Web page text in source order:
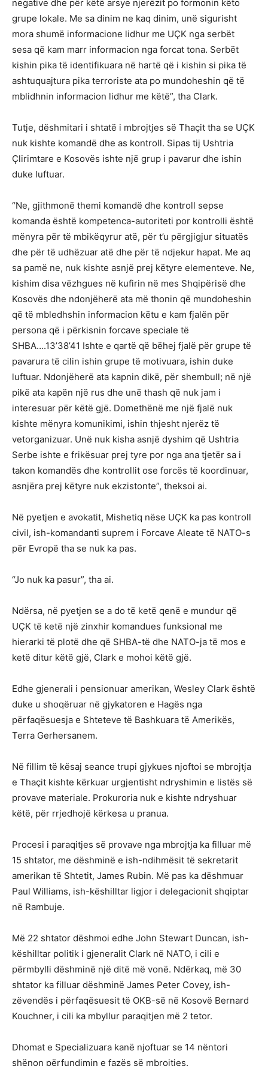
negative dhe për këtë arsye njerëzit po formonin këto
grupe lokale. Me sa dinim ne kaq dinim, unë sigurisht
mora shumë informacione lidhur me UÇK nga serbët
sesa që kam marr informacion nga forcat tona. Serbët
kishin pika të identifikuara në hartë që i kishin si pika të
ashtuquajtura pika terroriste ata po mundoheshin që të
mblidhnin informacion lidhur me këtë”, tha Clark.
Tutje, dëshmitari i shtatë i mbrojtjes së Thaçit tha se UÇK
nuk kishte komandë dhe as kontroll. Sipas tij Ushtria
Çlirimtare e Kosovës ishte një grup i pavarur dhe ishin
duke luftuar.
“Ne, gjithmonë themi komandë dhe kontroll sepse
komanda është kompetenca-autoriteti por kontrolli është
mënyra për të mbikëqyrur atë, për t’u përgjigjur situatës
dhe për të udhëzuar atë dhe për të ndjekur hapat. Me aq
sa pamë ne, nuk kishte asnjë prej këtyre elementeve. Ne,
kishim disa vëzhgues në kufirin në mes Shqipërisë dhe
Kosovës dhe ndonjëherë ata më thonin që mundoheshin
që të mbledhshin informacion këtu e kam fjalën për
persona që i përkisnin forcave speciale të
SHBA….13’38’41 Ishte e qartë që bëhej fjalë për grupe të
pavarura të cilin ishin grupe të motivuara, ishin duke
luftuar. Ndonjëherë ata kapnin dikë, për shembull; në një
pikë ata kapën një rus dhe unë thash që nuk jam i
interesuar për këtë gjë. Domethënë me një fjalë nuk
kishte mënyra komunikimi, ishin thjesht njerëz të
vetorganizuar. Unë nuk kisha asnjë dyshim që Ushtria
Serbe ishte e frikësuar prej tyre por nga ana tjetër sa i
takon komandës dhe kontrollit ose forcës të koordinuar,
asnjëra prej këtyre nuk ekzistonte”, theksoi ai.
Në pyetjen e avokatit, Mishetiq nëse UÇK ka pas kontroll
civil, ish-komandanti suprem i Forcave Aleate të NATO-s
për Evropë tha se nuk ka pas.
“Jo nuk ka pasur”, tha ai.
Ndërsa, në pyetjen se a do të ketë qenë e mundur që
UÇK të ketë një zinxhir komandues funksional me
hierarki të plotë dhe që SHBA-të dhe NATO-ja të mos e
ketë ditur këtë gjë, Clark e mohoi këtë gjë.
Edhe gjenerali i pensionuar amerikan, Wesley Clark është
duke u shoqëruar në gjykatoren e Hagës nga
përfaqësuesja e Shteteve të Bashkuara të Amerikës,
Terra Gerhersanem.
Në fillim të kësaj seance trupi gjykues njoftoi se mbrojtja
e Thaçit kishte kërkuar urgjentisht ndryshimin e listës së
provave materiale. Prokuroria nuk e kishte ndryshuar
këtë, për rrjedhojë kërkesa u pranua.
Procesi i paraqitjes së provave nga mbrojtja ka filluar më
15 shtator, me dëshminë e ish-ndihmësit të sekretarit
amerikan të Shtetit, James Rubin. Më pas ka dëshmuar
Paul Williams, ish-këshilltar ligjor i delegacionit shqiptar
në Rambuje.
Më 22 shtator dëshmoi edhe John Stewart Duncan, ish-
këshilltar politik i gjeneralit Clark në NATO, i cili e
përmbylli dëshminë një ditë më vonë. Ndërkaq, më 30
shtator ka filluar dëshminë James Peter Covey, ish-
zëvendës i përfaqësuesit të OKB-së në Kosovë Bernard
Kouchner, i cili ka mbyllur paraqitjen më 2 tetor.
Dhomat e Specializuara kanë njoftuar se 14 nëntori
shënon përfundimin e fazës së mbrojtjes.